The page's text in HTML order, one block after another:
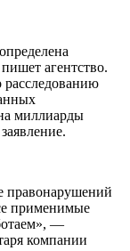
агентство.
миллиарды
правонарушений
применимые
—
компании